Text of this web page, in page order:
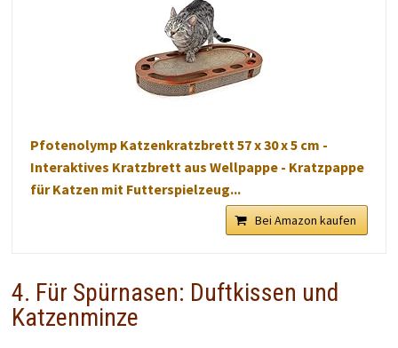
Pfotenolymp Katzenkratzbrett 57 x 30 x 5 cm -
Interaktives Kratzbrett aus Wellpappe - Kratzpappe
für Katzen mit Futterspielzeug...
Bei Amazon kaufen
4. Für Spürnasen: Duftkissen und
Katzenminze